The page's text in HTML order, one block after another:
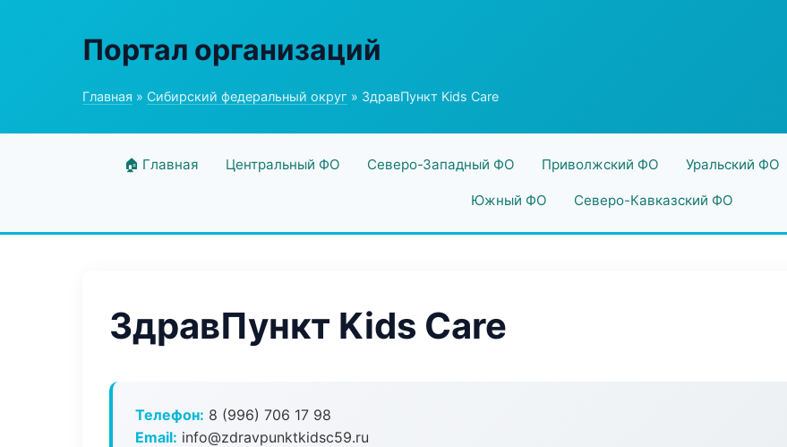
Портал организаций
Главная » Сибирский федеральный округ » ЗдравПункт Kids Care
🏠 Главная Центральный ФО Северо-Западный ФО Приволжский ФО Уральский ФО
Южный ФО Северо-Кавказский ФО
ЗдравПункт Kids Care
Телефон: 8 (996) 706 17 98
Email: info@zdravpunktkidsc59.ru